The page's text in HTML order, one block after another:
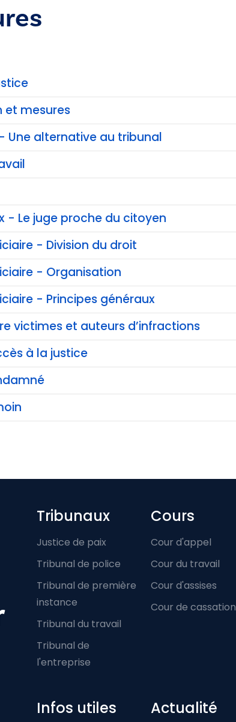
et mesures
Une alternative au tribunal
- Le juge proche du citoyen
- Division du droit
- Organisation
- Principes généraux
victimes et auteurs d’infractions
à la justice
Footer-menu
Tribunaux
Justice de paix
Tribunal de police
Tribunal de première
instance
Tribunal du travail
Tribunal de
l'entreprise
Cours
Cour d'appel
Cour du travail
Cour d'assises
Cour de cassation
Infos utiles Actualité